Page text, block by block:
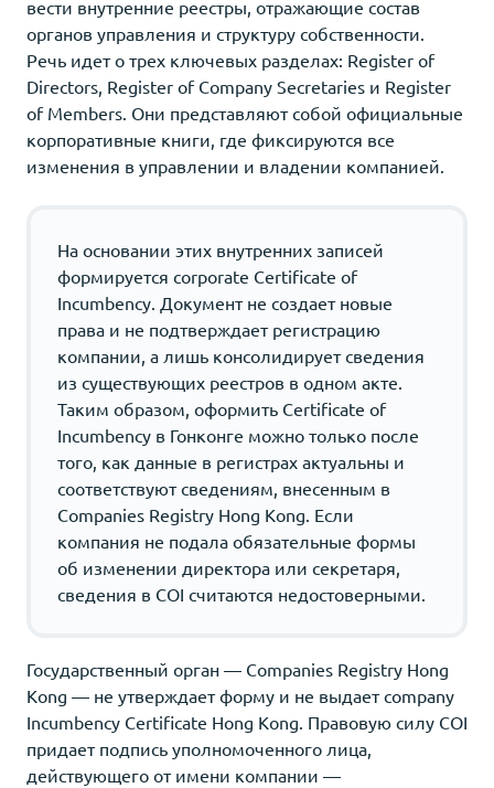
вести внутренние реестры, отражающие состав
органов управления и структуру собственности.
Речь идет о трех ключевых разделах: Register of
Directors, Register of Company Secretaries и Register
of Members. Они представляют собой официальные
корпоративные книги, где фиксируются все
изменения в управлении и владении компанией.
На основании этих внутренних записей
формируется corporate Certificate of
Incumbency. Документ не создает новые
права и не подтверждает регистрацию
компании, а лишь консолидирует сведения
из существующих реестров в одном акте.
Таким образом, оформить Certificate of
Incumbency в Гонконге можно только после
того, как данные в регистрах актуальны и
соответствуют сведениям, внесенным в
Companies Registry Hong Kong. Если
компания не подала обязательные формы
об изменении директора или секретаря,
сведения в COI считаются недостоверными.
Государственный орган — Companies Registry Hong
Kong — не утверждает форму и не выдает company
Incumbency Certificate Hong Kong. Правовую силу COI
придает подпись уполномоченного лица,
действующего от имени компании —